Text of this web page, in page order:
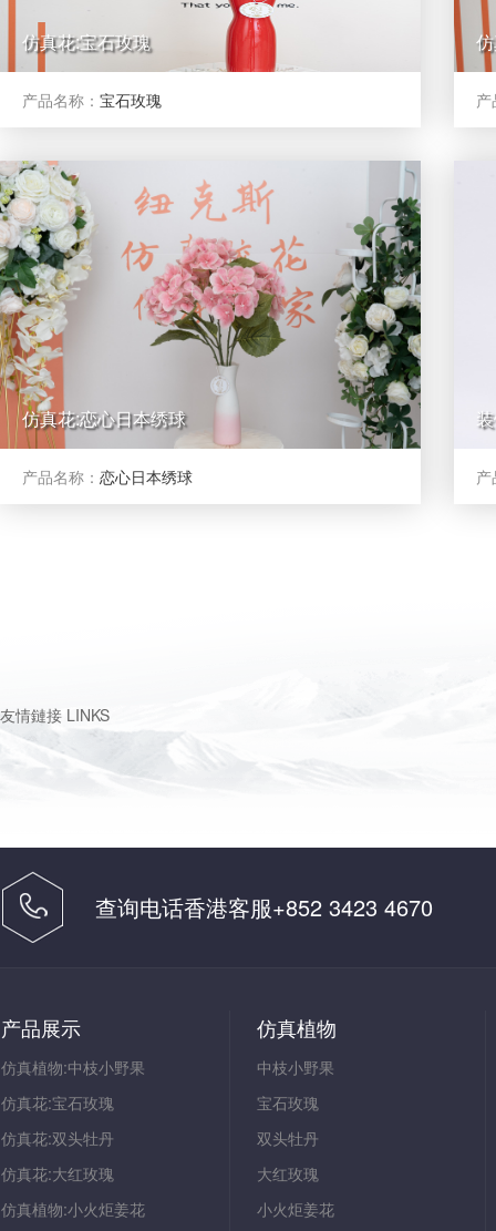
仿真花:宝石玫瑰
产品名称： 宝石玫瑰
仿真花:恋心日本绣球
产品名称： 恋心日本绣球
友情鏈接 LINKS
查询电话香港客服+852 3423 4670
中国客服 18165521105
产品展示
仿真植物:中枝小野果
仿真花:宝石玫瑰
仿真花:双头牡丹
仿真花:大红玫瑰
仿真植物:小火炬姜花
仿真植物
中枝小野果
宝石玫瑰
双头牡丹
大红玫瑰
小火炬姜花